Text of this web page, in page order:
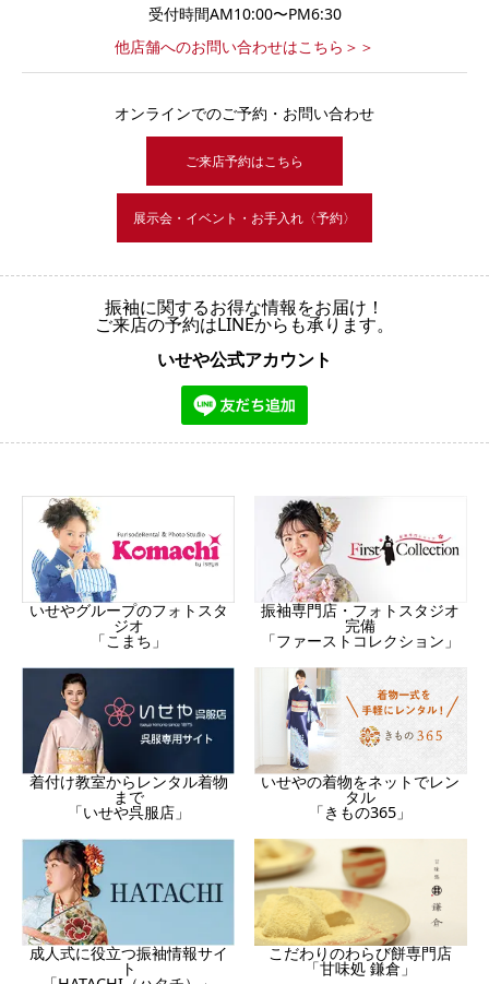
受付時間AM10:00〜PM6:30
他店舗へのお問い合わせはこちら＞＞
オンラインでのご予約・お問い合わせ
ご来店予約はこちら
展示会・イベント・お手入れ〈予約〉
振袖に関するお得な情報をお届け！
ご来店の予約はLINEからも承ります。
いせや公式アカウント
いせやグループのフォトスタ
ジオ
「こまち」
振袖専門店・フォトスタジオ
完備
「ファーストコレクション」
着付け教室からレンタル着物
まで
「いせや呉服店」
いせやの着物をネットでレン
タル
「きもの365」
成人式に役立つ振袖情報サイ
ト
こだわりのわらび餅専門店
「甘味処 鎌倉」